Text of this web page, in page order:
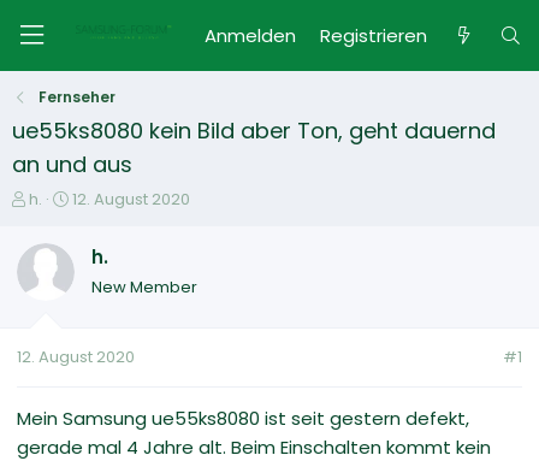
Anmelden Registrieren
Fernseher
ue55ks8080 kein Bild aber Ton, geht dauernd
an und aus
E
s
e
e
h.
E
t
t
m
12. August 2020
h.
New Member
12. August 2020 #1
Mein Samsung ue55ks8080 ist seit gestern defekt,
gerade mal 4 Jahre alt. Beim Einschalten kommt kein